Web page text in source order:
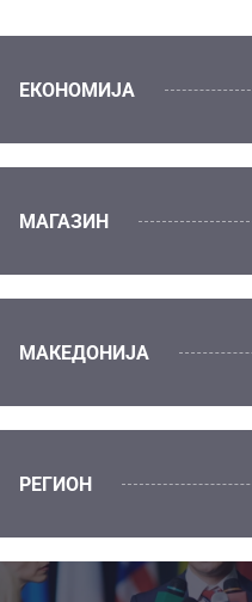
ЕКОНОМИЈА
МАГАЗИН
МАКЕДОНИЈА
РЕГИОН